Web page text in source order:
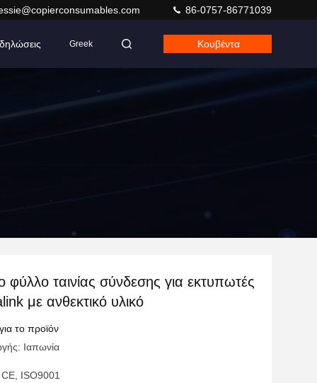
86-0757-86771039
Greek Κουβέντα
φύλλο ταινίας σύνδεσης για εκτυπωτές
με ανθεκτικό υλικό
το προϊόν
Ιαπωνία
ISO9001